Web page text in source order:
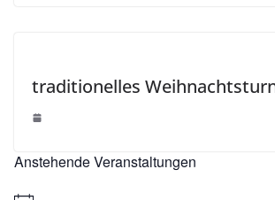
traditionelles
Anstehende Veranstaltungen